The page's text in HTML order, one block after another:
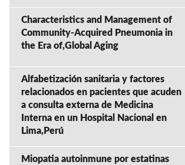
Characteristics and Management of
Community-Acquired Pneumonia in
the Era of,Global Aging
Alfabetización sanitaria y factores
relacionados en pacientes que acuden
a consulta externa de Medicina
Interna en un Hospital Nacional en
Lima,Perú
Miopatia autoinmune por estatinas